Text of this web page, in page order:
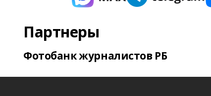
Партнеры
Фотобанк журналистов РБ